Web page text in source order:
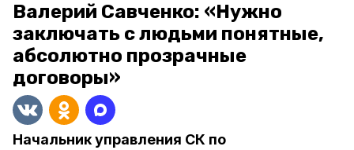
Валерий Савченко: «Нужно
заключать с людьми понятные,
абсолютно прозрачные
договоры»
Начальник управления СК по